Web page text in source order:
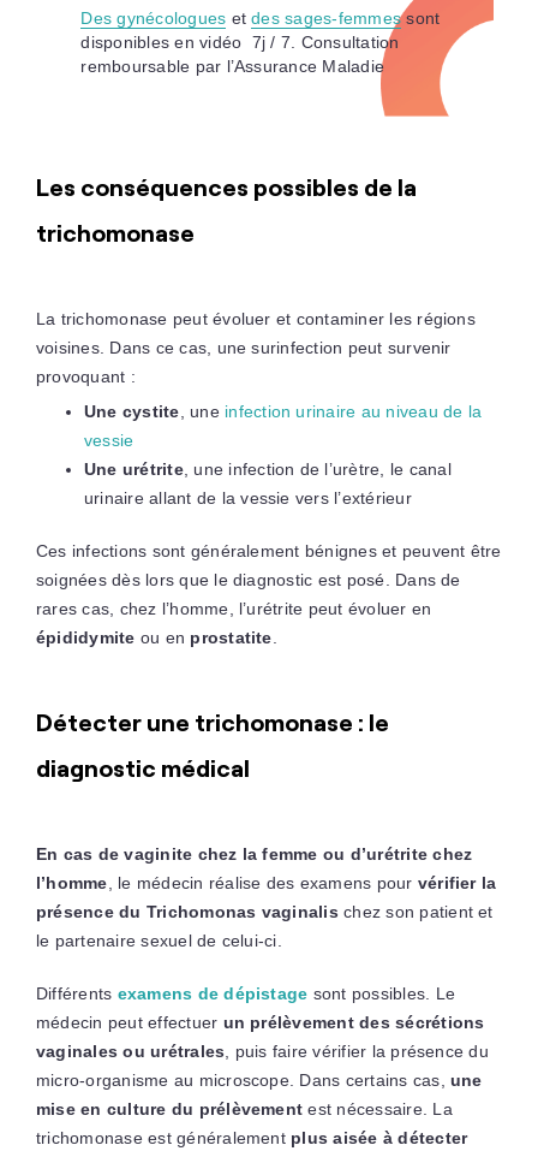
Des gynécologues etdes sages-femmessont
disponibles en vidéo 7j / 7. Consultation
remboursable par l’Assurance Maladie
Les conséquences possibles de la
trichomonase
La trichomonase peut évoluer et contaminer les régions
voisines. Dans ce cas, une surinfection peut survenir
provoquant :
Une cystite , une infection urinaire au niveau de la
vessie
Une urétrite, une infection de l’urètre, le canal
urinaire allant de la vessie vers l’extérieur
Ces infections sont généralement bénignes et peuvent être
soignées dès lors que le diagnostic est posé. Dans de
rares cas, chez l’homme, l’urétrite peut évoluer en
épididymite ou en prostatite
Détecter une trichomonase : le
diagnostic médical
En cas de vaginite chez la femme ou d’urétrite chez
l’homme , le médecin réalise des examens pour vérifier la
présence du Trichomonas vaginalis chez son patient et
le partenaire sexuel de celui-ci.
Différents examens de dépistage sont possibles. Le
médecin peut effectuer un prélèvement des sécrétions
vaginales ou urétrales , puis faire vérifier la présence du
micro-organisme au microscope. Dans certains cas, une
mise en culture du prélèvement est nécessaire. La
trichomonase est généralement plus aisée à détecter